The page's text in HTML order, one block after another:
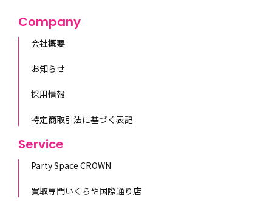
Company
会社概要
お知らせ
採用情報
特定商取引法に基づく表記
Service
Party Space CROWN
買取専門いくらや国際通り店